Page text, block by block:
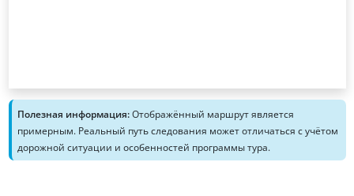
Полезная информация:Отображённый маршрут является
примерным. Реальный путь следования может отличаться с учётом
дорожной ситуации и особенностей программы тура.